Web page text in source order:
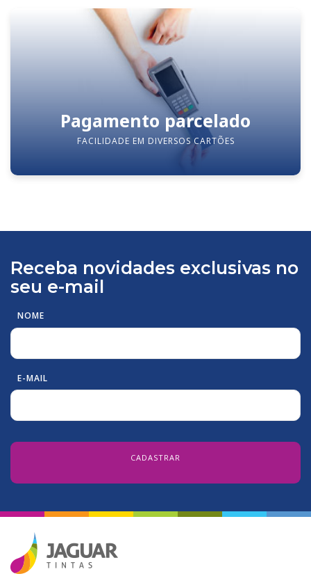
Pagamento parcelado
FACILIDADE EM DIVERSOS CARTÕES
Receba novidades exclusivas no
seu e-mail
NOME
E-MAIL